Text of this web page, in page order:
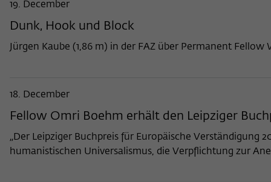
19. December
Dunk, Hook und Block
Jürgen Kaube (1,86 m) in der FAZ über Permanent
18. December
Fellow Omri Boehm erhält den Leipziger
„Der Leipziger Buchpreis für Europäische Verständigung
humanistischen Universalismus, die Verpflichtung zur